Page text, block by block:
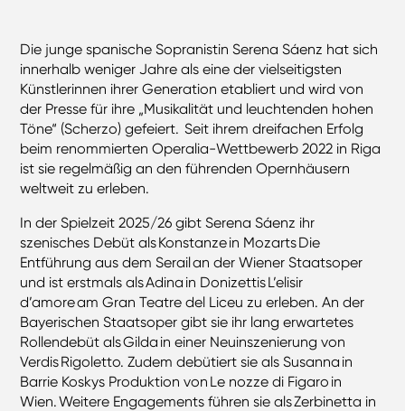
Die junge spanische Sopranistin Serena Sáenz hat sich
innerhalb weniger Jahre als eine der vielseitigsten
Künstlerinnen ihrer Generation etabliert und wird von
der Presse für ihre „Musikalität und leuchtenden hohen
Töne“ (Scherzo) gefeiert. Seit ihrem dreifachen Erfolg
beim renommierten Operalia-Wettbewerb 2022 in Riga
ist sie regelmäßig an den führenden Opernhäusern
weltweit zu erleben.
In der Spielzeit 2025/26 gibt Serena Sáenz ihr
szenisches Debüt als Konstanze in Mozarts Die
Entführung aus dem Serail an der Wiener Staatsoper
und ist erstmals als Adina in Donizettis L’elisir
d’amore am Gran Teatre del Liceu zu erleben. An der
Bayerischen Staatsoper gibt sie ihr lang erwartetes
Rollendebüt als Gilda in einer Neuinszenierung von
Verdis Rigoletto. Zudem debütiert sie als Susanna in
Barrie Koskys Produktion von Le nozze di Figaro in
Wien. Weitere Engagements führen sie als Zerbinetta in